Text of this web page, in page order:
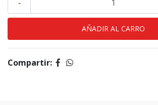
-
Compartir: